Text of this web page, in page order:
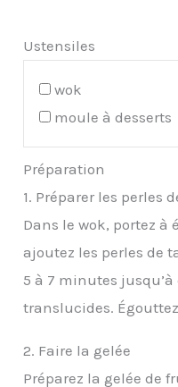
Ustensiles
wok
moule à desserts
Préparation
1. Préparer les perles
Dans le wok, portez à
ajoutez les perles de
5 à 7 minutes
translucides.
2. Faire la gelée
Préparez la gelée de